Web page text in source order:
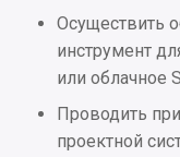
Осуществить
инструмент
или облачное
Проводить
проектной